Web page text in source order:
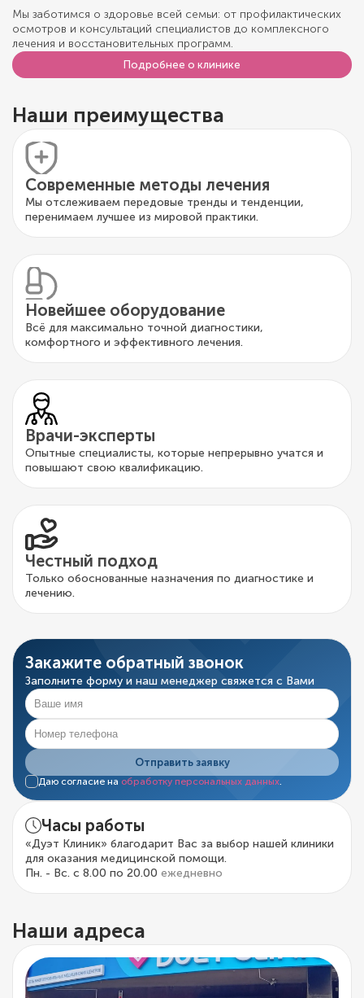
Мы заботимся о здоровье всей семьи: от профилактических
осмотров и консультаций специалистов до комплексного
лечения и восстановительных программ.
Подробнее о клинике
Наши преимущества
Современные методы лечения
Мы отслеживаем передовые тренды и тенденции,
перенимаем лучшее из мировой практики.
Новейшее оборудование
Всё для максимально точной диагностики,
комфортного и эффективного лечения.
Врачи-эксперты
Опытные специалисты, которые непрерывно учатся и
повышают свою квалификацию.
Честный подход
Только обоснованные назначения по диагностике и
лечению.
Закажите обратный звонок
Заполните форму и наш менеджер свяжется с Вами
Отправить заявку
Даю согласие на обработку персональных данных.
Часы работы
«Дуэт Клиник» благодарит Вас за выбор нашей клиники
для оказания медицинской помощи.
Пн. - Вс. с 8.00 по 20.00 ежедневно
Наши адреса